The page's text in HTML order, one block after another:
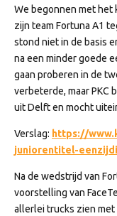
We begonnen met het
zijn team Fortuna A1
stond niet in de basis
na een minder goede
gaan proberen in de
verbeterde, maar PKC
uit Delft en mocht
Verslag: https://
juniorentitel-
Na de wedstrijd van
voorstelling van
allerlei trucks zien